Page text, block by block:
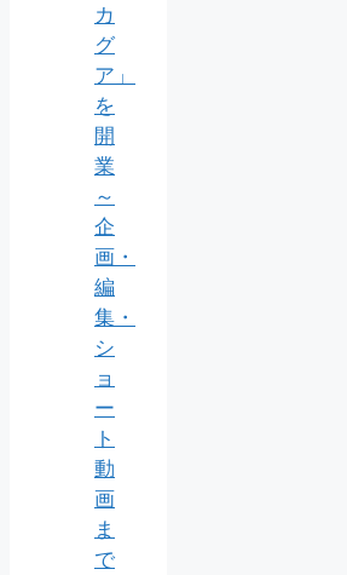
カ
グ
ア」
を
開
業
～
企
画・
編
集・
シ
ョ
ー
ト
動
画
ま
で